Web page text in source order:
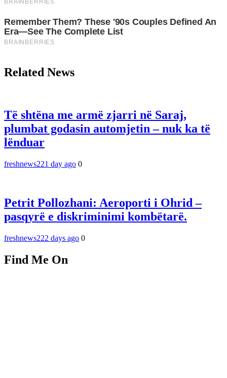
Related News
Të shtëna me armë zjarri në Saraj,
plumbat godasin automjetin – nuk ka të
lënduar
freshnews221 day ago 0
Petrit Pollozhani: Aeroporti i Ohrid –
pasqyrë e diskriminimi kombëtarë.
freshnews222 days ago 0
Find Me On